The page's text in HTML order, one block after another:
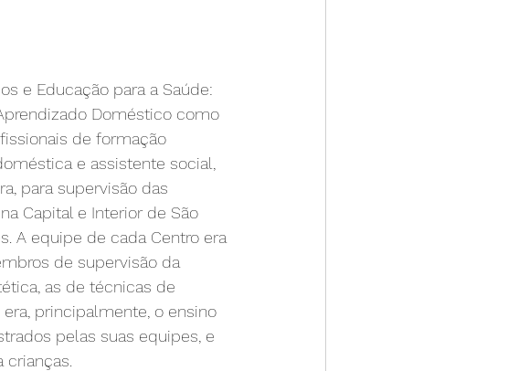
e Educação para a Saúde:
Doméstico como
de formação
e assistente social,
para supervisão das
Capital e Interior de São
A equipe de cada Centro era
de supervisão da
as de técnicas de
principalmente, o ensino
pelas suas equipes, e